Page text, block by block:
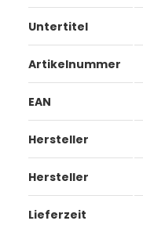
Untertitel
Artikelnummer
EAN
Hersteller
Hersteller
Lieferzeit